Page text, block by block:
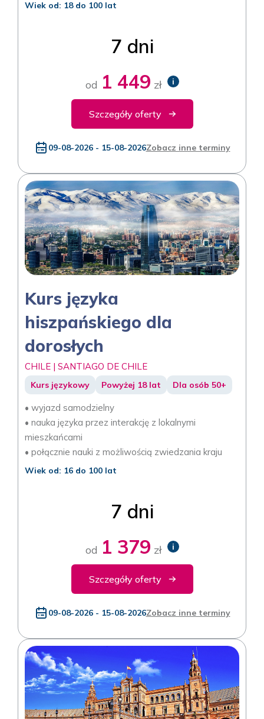
Wiek od: 18 do 100 lat
7 dni
od 1 449 zł i
Szczegóły oferty
09-08-2026 - 15-08-2026Zobacz inne terminy
Kurs języka
hiszpańskiego dla
dorosłych
CHILE | SANTIAGO DE CHILE
Kurs językowy Powyżej 18 lat Dla osób 50+
• wyjazd samodzielny
• nauka języka przez interakcję z lokalnymi
mieszkańcami
• połącznie nauki z możliwością zwiedzania kraju
Wiek od: 16 do 100 lat
7 dni
od 1 379 zł i
Szczegóły oferty
09-08-2026 - 15-08-2026Zobacz inne terminy